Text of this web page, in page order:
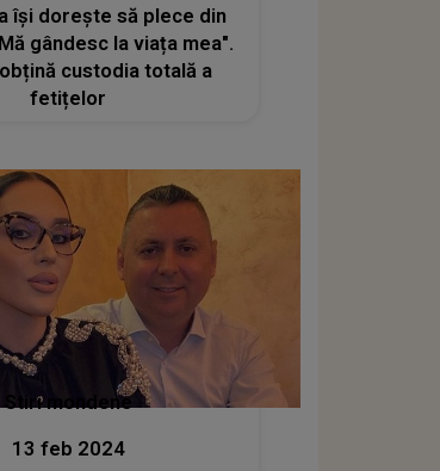
își dorește să plece din
gândesc la viața mea".
custodia totală a
fetițelor
Stiri mondene
13 feb 2024